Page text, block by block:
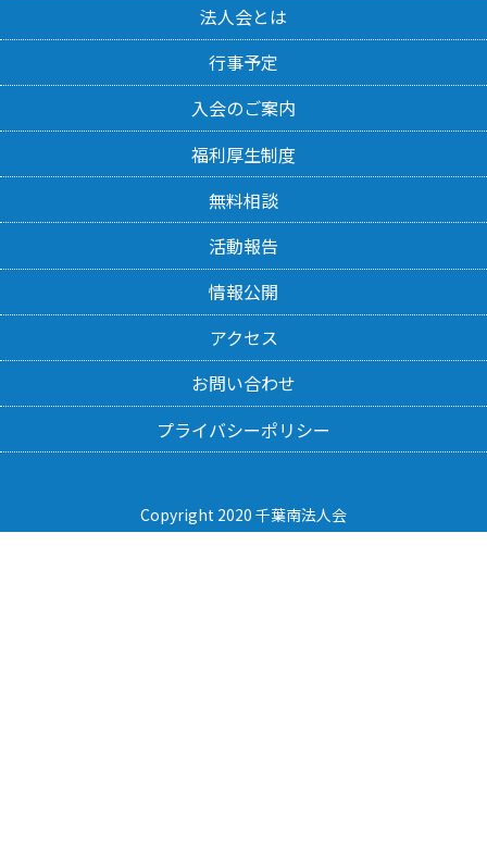
法人会とは
行事予定
入会のご案内
福利厚生制度
無料相談
活動報告
情報公開
アクセス
お問い合わせ
プライバシーポリシー
Copyright 2020 千葉南法人会